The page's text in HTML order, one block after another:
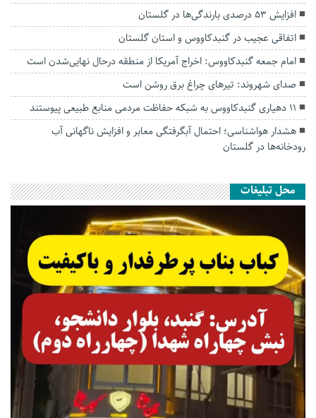
افزایش ۵۳ درصدی بارندگی‌ها در گلستان
اتفاقی عجیب در‌ گنبدکاووس و استان گلستان
امام جمعه گنبدکاووس: اخراج آمریکا از منطقه درحال نهایی‌شدن است
صدای شهروند: تیرهای چراغ برق روشن است
۱۱ دهیاری گنبدکاووس به شبکه حفاظت مردمی منابع طبیعی پیوستند
هشدار هواشناسی؛ احتمال آبگرفتگی معابر و افزایش ناگهانی آب
رودخانه‌ها در گلستان
محل تبلیغات